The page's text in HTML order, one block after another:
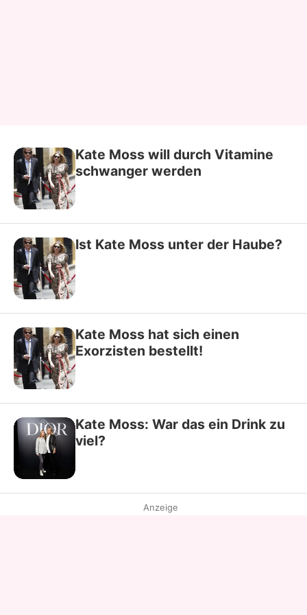
Kate Moss will durch Vitamine
schwanger werden
Ist Kate Moss unter der Haube?
Kate Moss hat sich einen
Exorzisten bestellt!
Kate Moss: War das ein Drink zu
viel?
Anzeige